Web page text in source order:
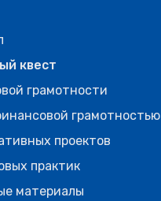
квест
грамотности
грамотностью
проектов
практик
материалы